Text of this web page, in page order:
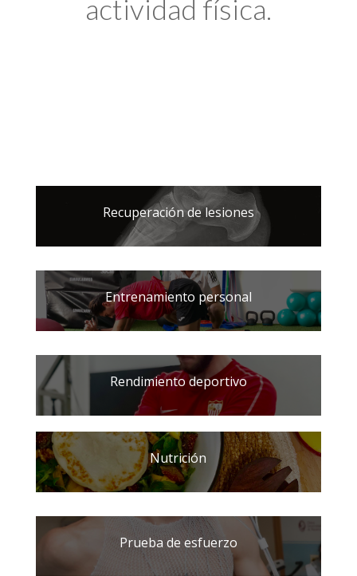
actividad física.
Recuperación de lesiones
Entrenamiento personal
Rendimiento deportivo
Nutrición
Prueba de esfuerzo